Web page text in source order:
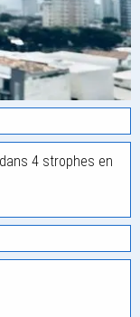
4 strophes en